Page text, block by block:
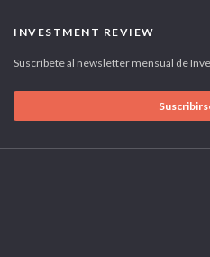
INVESTMENT REVIEW
Suscríbete al newsletter mensual de